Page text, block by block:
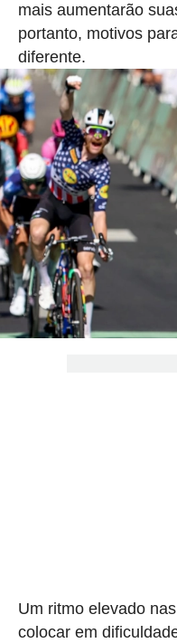
mais aumentarão
portanto, motivos
diferente.
Um ritmo elevado
colocar em